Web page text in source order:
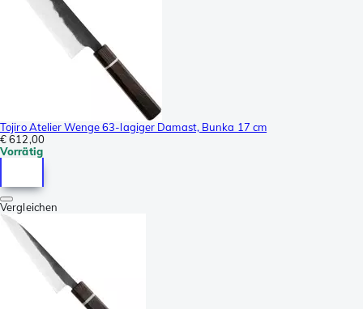
Tojiro Atelier Wenge 63-lagiger Damast, Bunka 17 cm
€ 612,00
Vorrätig
Vergleichen